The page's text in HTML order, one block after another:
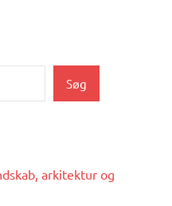
Søg
arkitektur og